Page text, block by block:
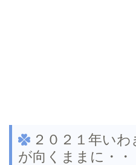
２０２１年い
が向くままに・・